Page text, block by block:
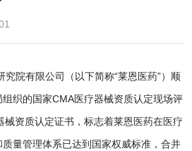
究院有限公司（以下简称“莱恩医药”）顺
织的国家CMA医疗器械资质认定现场评
械资质认定证书，标志着莱恩医药在医疗
量管理体系已达到国家权威标准，合并